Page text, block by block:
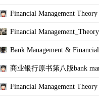
Financial Management
Financial
Bank Management &
商业银行原书第八版bank
Financial Management